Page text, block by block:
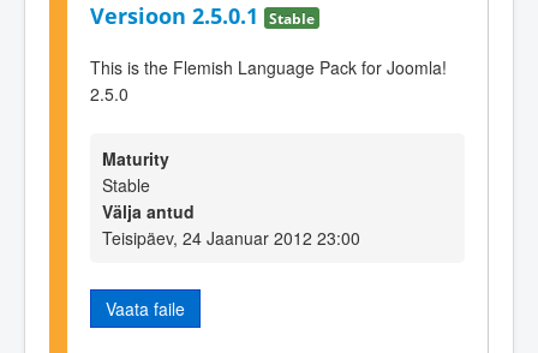
Versioon 2.5.0.1 Stable
This is the Flemish Language Pack for Joomla!
2.5.0
Maturity
Stable
Välja antud
Teisipäev, 24 Jaanuar 2012 23:00
Vaata faile